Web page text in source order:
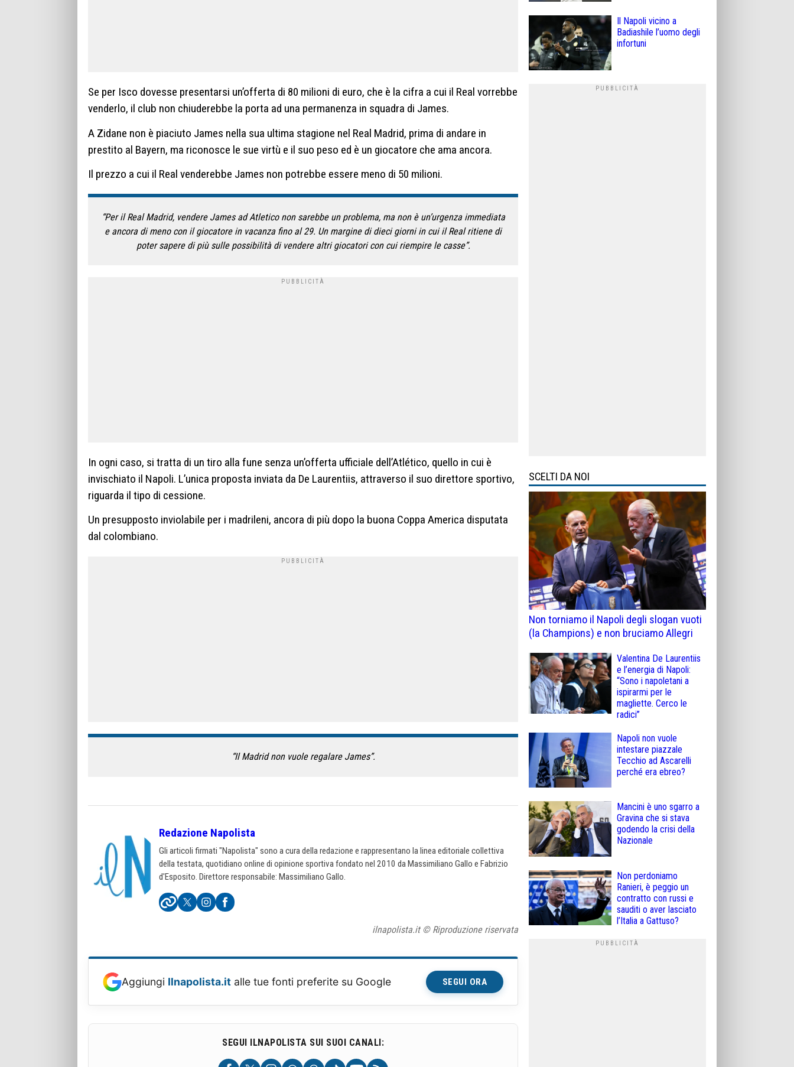
Se per Isco dovesse presentarsi un’offerta di 80 milioni di euro, che è la cifra a cui il Real vorrebbe
venderlo, il club non chiuderebbe la porta ad una permanenza in squadra di James.
A Zidane non è piaciuto James nella sua ultima stagione nel Real Madrid, prima di andare in
prestito al Bayern, ma riconosce le sue virtù e il suo peso ed è un giocatore che ama ancora.
Il prezzo a cui il Real venderebbe James non potrebbe essere meno di 50 milioni.
“Per il Real Madrid, vendere James ad Atletico non sarebbe un problema, ma non è un’urgenza immediata
e ancora di meno con il giocatore in vacanza fino al 29. Un margine di dieci giorni in cui il Real ritiene di
poter sapere di più sulle possibilità di vendere altri giocatori con cui riempire le casse”.
In ogni caso, si tratta di un tiro alla fune senza un’offerta ufficiale dell’Atlético, quello in cui è
invischiato il Napoli. L’unica proposta inviata da De Laurentiis, attraverso il suo direttore sportivo,
riguarda il tipo di cessione.
Un presupposto inviolabile per i madrileni, ancora di più dopo la buona Coppa America disputata
dal colombiano.
“Il Madrid non vuole regalare James”.
Redazione Napolista
Gli articoli firmati "Napolista" sono a cura della redazione e rappresentano la linea editoriale collettiva
della testata, quotidiano online di opinione sportiva fondato nel 2010 da Massimiliano Gallo e Fabrizio
d'Esposito. Direttore responsabile: Massimiliano Gallo.
ilnapolista.it © Riproduzione riservata
Aggiungi Ilnapolista.it alle tue fonti preferite su Google SEGUI ORA
SEGUI ILNAPOLISTA SUI SUOI CANALI:
Il Napoli vicino a
Badiashile l’uomo degli
infortuni
SCELTI DA NOI
Non torniamo il Napoli degli slogan vuoti
(la Champions) e non bruciamo Allegri
Valentina De Laurentiis
e l’energia di Napoli:
“Sono i napoletani a
ispirarmi per le
magliette. Cerco le
radici”
Napoli non vuole
intestare piazzale
Tecchio ad Ascarelli
perché era ebreo?
Mancini è uno sgarro a
Gravina che si stava
godendo la crisi della
Nazionale
Non perdoniamo
Ranieri, è peggio un
contratto con russi e
sauditi o aver lasciato
l’Italia a Gattuso?